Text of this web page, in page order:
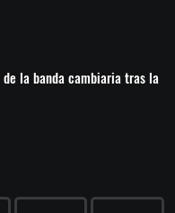
la banda cambiaria tras la